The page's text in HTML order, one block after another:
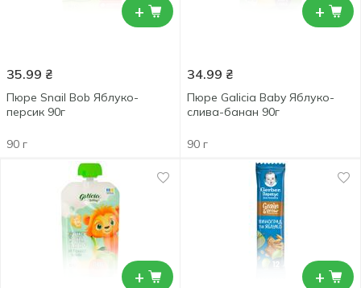
+
35.99 ₴
Пюре Snail Bob Яблуко-
персик 90г
90 г
+
34.99 ₴
Пюре Galicia Baby Яблуко-
слива-банан 90г
90 г
+ +